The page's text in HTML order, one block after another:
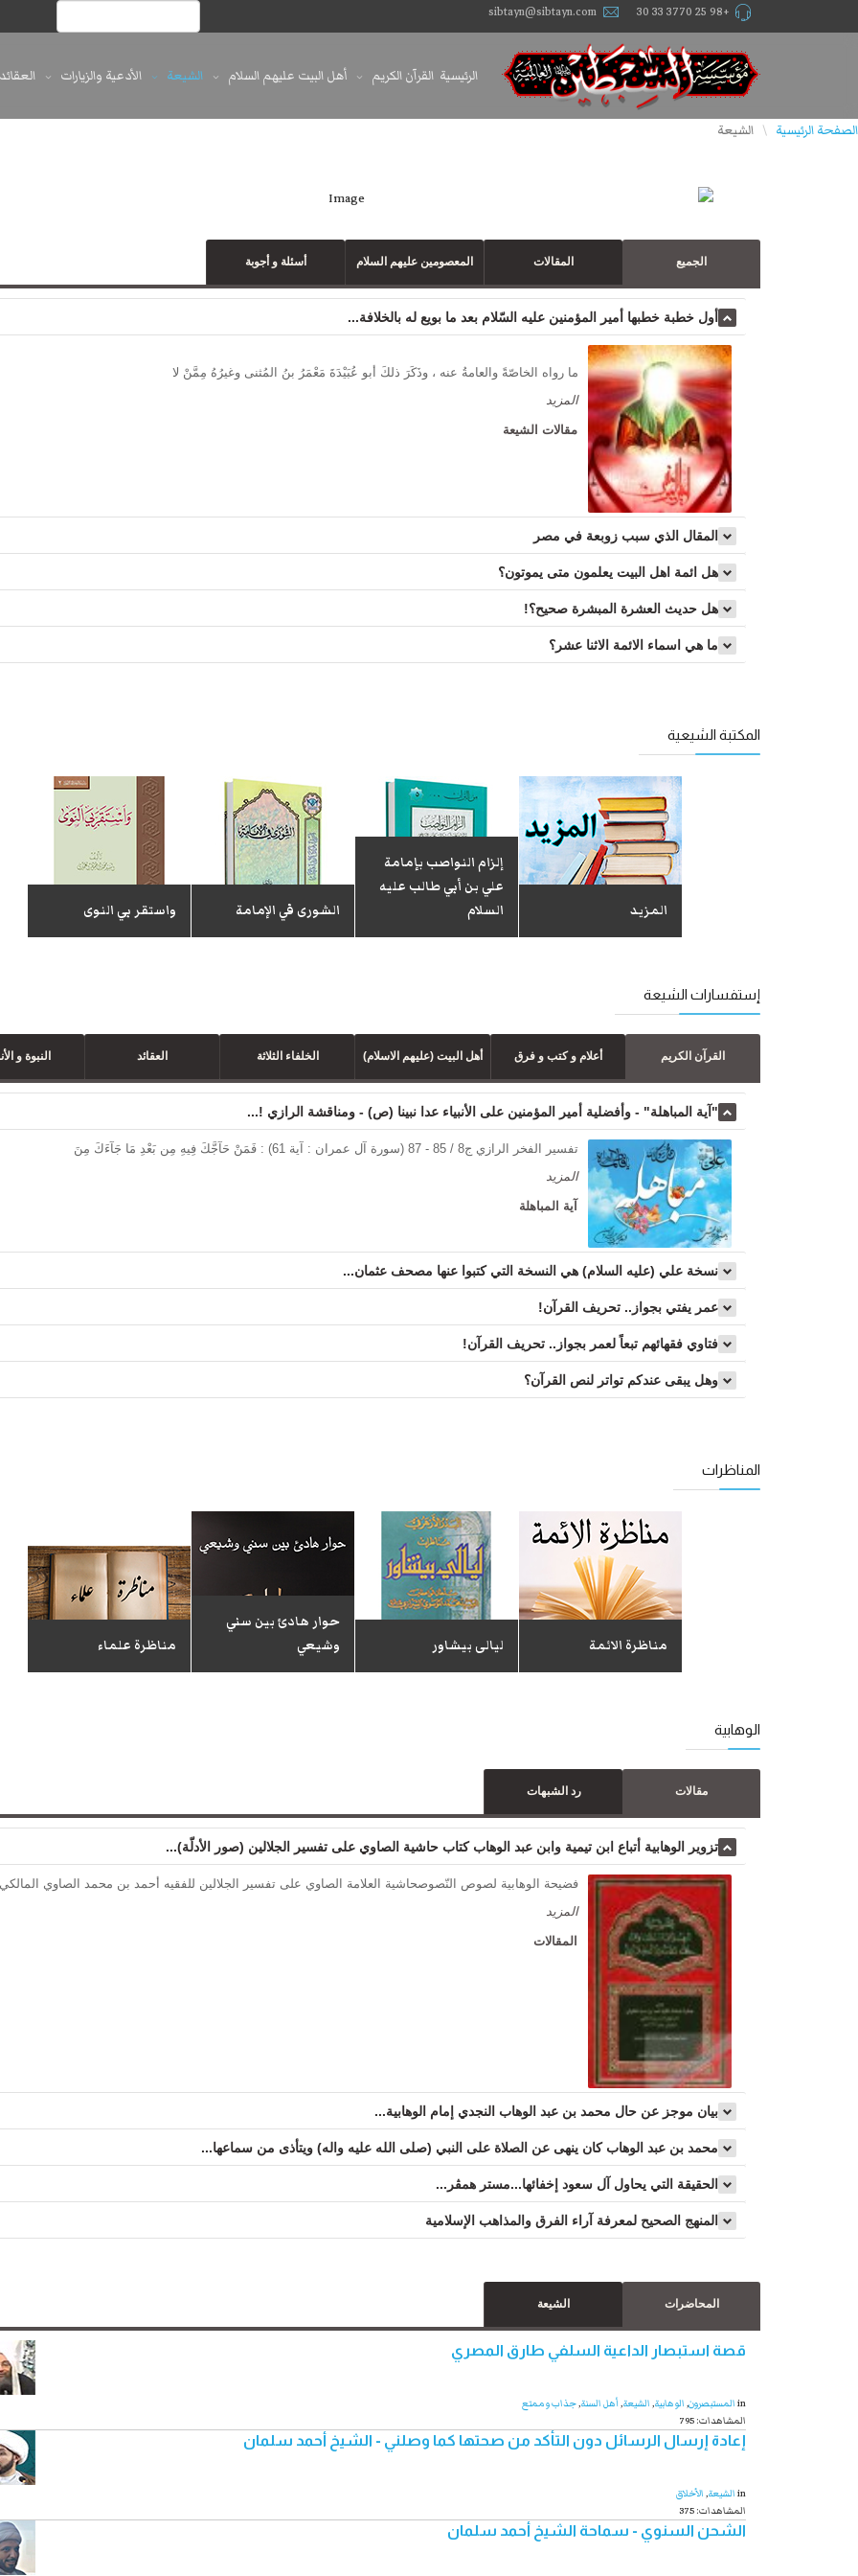
+98 25 3770 33 30
sibtayn@sibtayn.com
الرئيسية القرآن الكريم أهل البيت عليهم السلام الشيعة الأدعية والزيارات العقائد
الصفحة الرئيسية \ الشيعة
الجميع المقالات المعصومين عليهم السلام أسئلة و أجوبة
أول خطبة خطبها أمير المؤمنين عليه السّلام بعد ما بويع له بالخلافة...
ما رواه الخاصّةً والعامةُ عنه ، وذَكَرَ ذلكَ أبو عُبَيْدَةَ مَعْمَرُ بنُ المُثنى وغيرُهُ مِمَّنْ لا
المزید
مقالات الشيعة
المقال الذي سبب زوبعة في مصر
هل ائمة اهل البيت يعلمون متى يموتون؟
هل حدیث العشرة المبشرة صحیح؟!
ما هي اسماء الائمة الاثنا عشر؟
المكتبة الشيعية
المزید
إلزام النواصب بإمامة
علي بن أبي طالب عليه
السلام
الشورى في الإمامة واستقر بي النوى
إستفسارات الشيعة
القرآن الكريم أعلام و كتب و فرق أهل البيت (عليهم الاسلام) الخلفاء الثلاثة العقائد النبوة و
"آية المباهلة" - وأفضلية أمير المؤمنين على الأنبياء عدا نبينا (ص) - ومناقشة الرازي !...
تفسير الفخر الرازي ج8 / 85 - 87 (سورة آل عمران : آية 61) : فَمَنْ حَآجَّكَ فِيهِ مِن بَعْدِ مَا جَآءَكَ مِنَ
المزید
آية المباهلة
نسخة علي (عليه السلام) هي النسخة التي كتبوا عنها مصحف عثمان...
عمر يفتي بجواز.. تحريف القرآن!
فتاوي فقهائهم تبعاً لعمر بجواز.. تحريف القرآن!
وهل يبقى عندكم تواتر لنص القرآن؟
المناظرات
مناظرة الائمة لیالی بیشاور
حوار هادئ بين سني
وشيعي
مناظرة علماء
الوهابية
مقالات رد الشبهات
تزوير الوهابية أتباع ابن تيمية وابن عبد الوهاب كتاب حاشية الصاوي على تفسير الجلالين (صور الأدلّة)...
فضيحة الوهابية لصوص النّصوصحاشية العلامة الصاوي على تفسير الجلالين للفقيه أحمد بن محمد الصاوي المالكي
المزید
المقالات
بيان موجز عن حال محمد بن عبد الوهاب النجدي إمام الوهابية...
محمد بن عبد الوهاب كان ينهى عن الصلاة على النبي (صلى الله عليه واله) ويتأذى من سماعها...
الحقيقة التي يحاول آل سعود إخفائها...مستر همڤر...
المنهج الصحيح لمعرفة آراء الفرق والمذاهب الإسلامية
المحاضرات الشيعة
قصة استبصار الداعية السلفي طارق المصري
inالمستبصرون,الوهابية,الشیعة,أهل السنة,جذاب و ممتع
795 :المشاهدات
إعادة إرسال الرسائل دون التأكد من صحتها كما وصلني - الشيخ أحمد سلمان
inالشیعة,الأخلاق
375 :المشاهدات
الشحن السنوي - سماحة الشيخ أحمد سلمان